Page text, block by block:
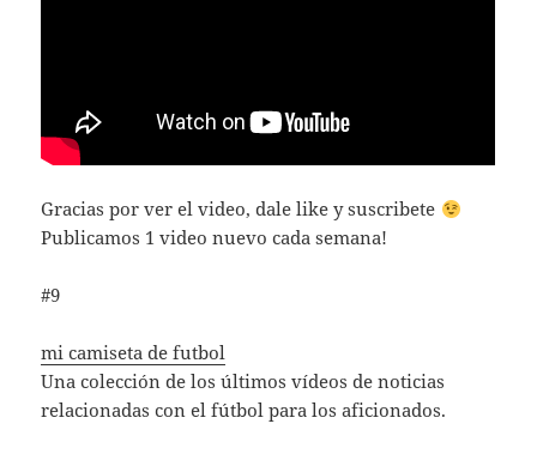
Gracias por ver el video, dale like y suscribete
Publicamos 1 video nuevo cada semana!
#9
mi camiseta de futbol
Una colección de los últimos vídeos de noticias
relacionadas con el fútbol para los aficionados.